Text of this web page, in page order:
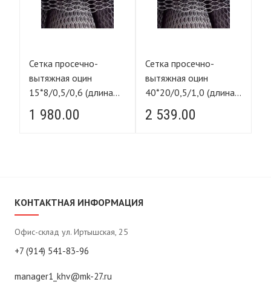
Сетка просечно-
вытяжная оцин
15*8/0,5/0,6 (длина
9м) ширина 1,05м
1 980.00
Сетка просечно-
вытяжная оцин
40*20/0,5/1,0 (длина
35м) ширина 1,05м
2 539.00
КОНТАКТНАЯ ИНФОРМАЦИЯ
Офис-склад ул. Иртышская, 25
+7 (914) 541-83-96
manager1_khv@mk-27.ru